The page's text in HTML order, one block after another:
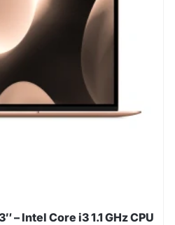
– Intel Core i3 1.1 GHz CPU